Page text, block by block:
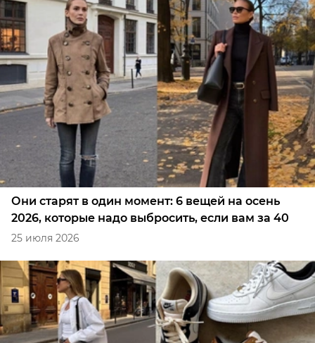
Они старят в один момент: 6 вещей на осень
2026, которые надо выбросить, если вам за 40
25 июля 2026